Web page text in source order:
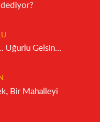
HAYIRLI OLSUN… Uğurlu Gelsin…
Bir Mahalleyi